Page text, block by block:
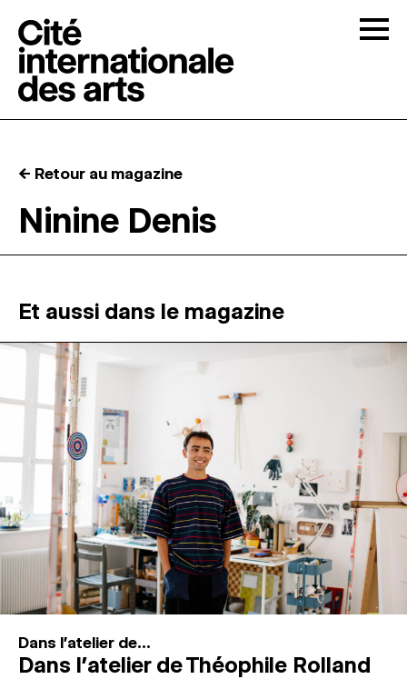
RÉSIDENCES ↓
ATELIERS OUVERTS
PROGRAMMATION
MAGAZINE
ESPACES DE PRATIQUE ARTISTIQUE ↓
Recherche
Connexion
← Retour au magazine
Ninine Denis
Et aussi dans le magazine
Dans l'atelier de...
Dans l’atelier de Théophile Rolland